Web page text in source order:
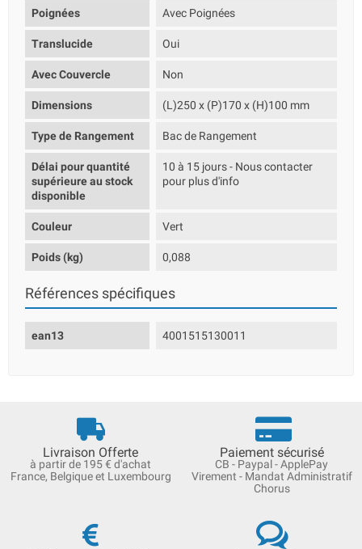
Poignées Avec Poignées
Translucide Oui
Avec Couvercle Non
Dimensions (L)250 x (P)170 x (H)100 mm
Type de Rangement Bac de Rangement
Délai pour quantité
supérieure au stock
disponible
10 à 15 jours - Nous contacter
pour plus d'info
Couleur Vert
Poids (kg) 0,088
Références spécifiques
ean13 4001515130011
Livraison Offerte
à partir de 195 € d'achat
France, Belgique et Luxembourg
Paiement sécurisé
CB - Paypal - ApplePay
Virement - Mandat Administratif
Chorus